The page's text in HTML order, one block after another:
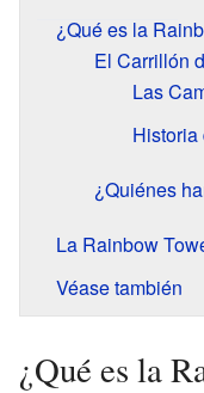
¿Qué es la
El Carrillón
Las
¿Quiénes
La Rainbow
Véase también
¿Qué es la